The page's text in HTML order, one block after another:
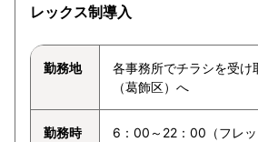
レックス制導入
勤務地
各事務所でチラシを受け
（葛飾区）へ
勤務時
6：00～22：00（フレッ